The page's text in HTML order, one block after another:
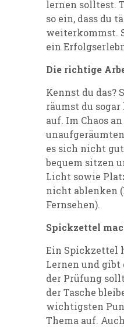
lernen solltest.
so ein, dass du
weiterkommst.
ein
Die richtige
Kennst du das?
räumst du
auf. Im Chaos
es sich nicht
bequem sitzen
Licht sowie
nicht ablenken
Fernsehen).
Spickzettel
Ein Spickzettel
Lernen und
der Prüfung
der Tasche
wichtigsten
Thema auf.